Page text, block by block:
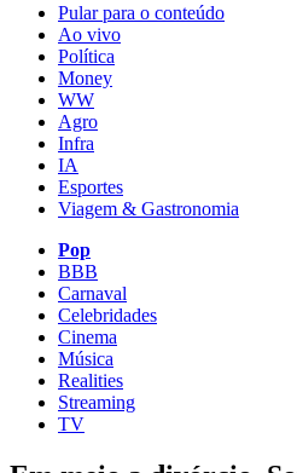
Pular para o conteúdo
Ao vivo
Política
Money
WW
Agro
Infra
IA
Esportes
Viagem & Gastronomia
Pop
BBB
Carnaval
Celebridades
Cinema
Música
Realities
Streaming
TV